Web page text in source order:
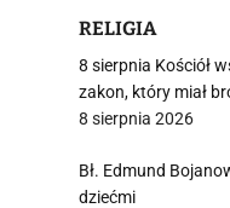
RELIGIA
8 sierpnia Kościół
zakon, który miał
8 sierpnia 2026
Bł. Edmund
dziećmi